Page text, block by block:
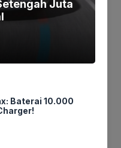
Juta
Baterai 10.000